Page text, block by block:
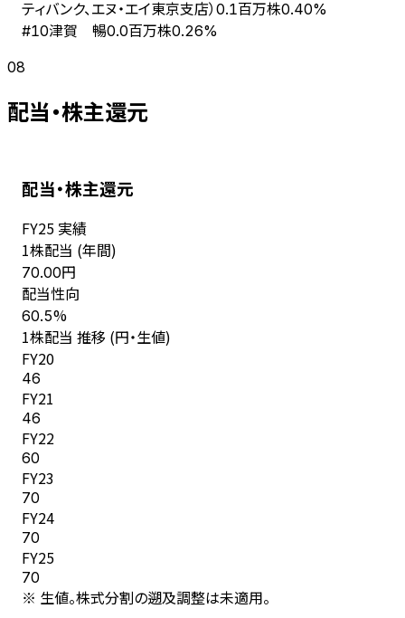
ティバンク、エヌ・エイ東京支店） 0.1百万株0.40%
#10津賀 暢0.0百万株0.26%
08
配当・株主還元
配当・株主還元
FY25 実績
1株配当 (年間)
70.00円
配当性向
60.5%
1株配当 推移 (円・生値)
FY20
46
FY21
46
FY22
60
FY23
70
FY24
70
FY25
70
※ 生値。株式分割の遡及調整は未適用。